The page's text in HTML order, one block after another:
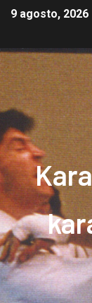
9 agosto, 2026